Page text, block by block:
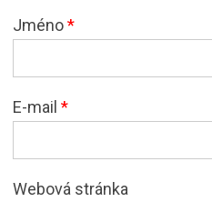
Jméno*
E-mail *
Webová stránka